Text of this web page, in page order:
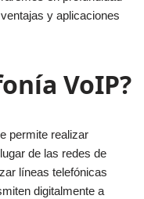
y aplicaciones
VoIP?
permite realizar
de las redes de
líneas telefónicas
digitalmente a